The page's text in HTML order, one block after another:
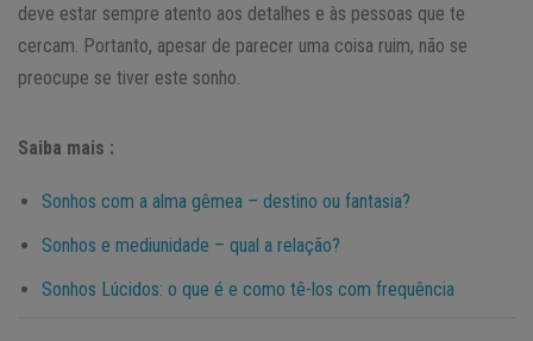
deve estar sempre atento aos detalhes e às pessoas que te
cercam. Portanto, apesar de parecer uma coisa ruim, não se
preocupe se tiver este sonho.
Saiba mais :
Sonhos com a alma gêmea – destino ou fantasia?
Sonhos e mediunidade – qual a relação?
Sonhos Lúcidos: o que é e como tê-los com frequência